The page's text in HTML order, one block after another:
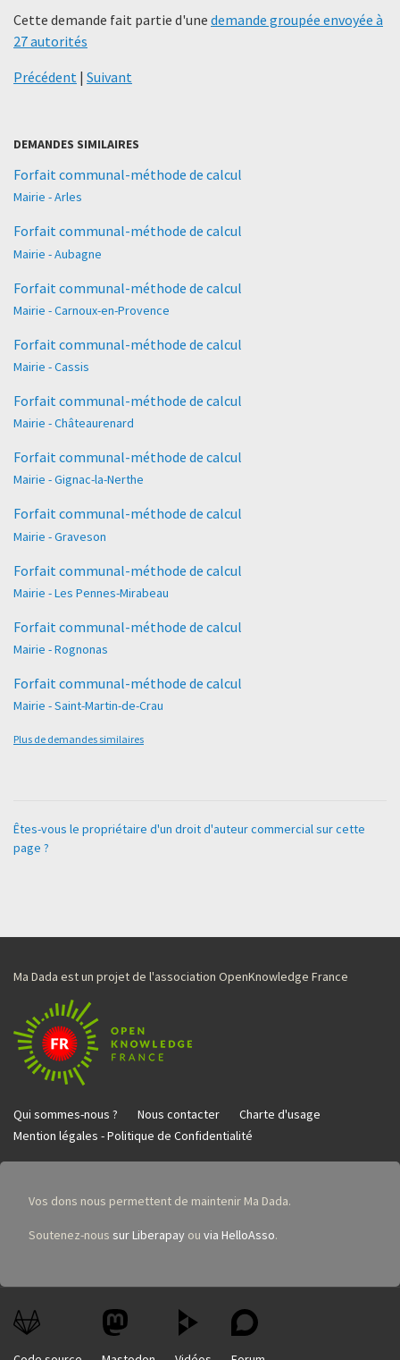
Cette demande fait partie d'une demande groupée envoyée à
27 autorités
Précédent | Suivant
DEMANDES SIMILAIRES
Forfait communal-méthode de calcul
Mairie - Arles
Forfait communal-méthode de calcul
Mairie - Aubagne
Forfait communal-méthode de calcul
Mairie - Carnoux-en-Provence
Forfait communal-méthode de calcul
Mairie - Cassis
Forfait communal-méthode de calcul
Mairie - Châteaurenard
Forfait communal-méthode de calcul
Mairie - Gignac-la-Nerthe
Forfait communal-méthode de calcul
Mairie - Graveson
Forfait communal-méthode de calcul
Mairie - Les Pennes-Mirabeau
Forfait communal-méthode de calcul
Mairie - Rognonas
Forfait communal-méthode de calcul
Mairie - Saint-Martin-de-Crau
Plus de demandes similaires
Êtes-vous le propriétaire d'un droit d'auteur commercial sur cette
page ?
Ma Dada est un projet de l'association OpenKnowledge France
Qui sommes-nous ? Nous contacter
Charte d'usage
Mention légales - Politique de Confidentialité
Vos dons nous permettent de maintenir Ma Dada.
Soutenez-nous sur Liberapay ou via HelloAsso.